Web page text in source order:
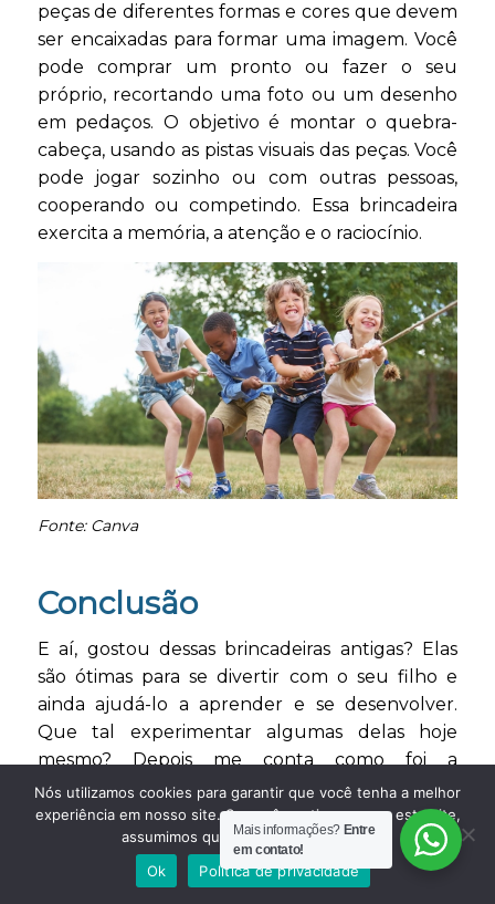
peças de diferentes formas e cores que devem
ser encaixadas para formar uma imagem. Você
pode comprar um pronto ou fazer o seu
próprio, recortando uma foto ou um desenho
em pedaços. O objetivo é montar o quebra-
cabeça, usando as pistas visuais das peças. Você
pode jogar sozinho ou com outras pessoas,
cooperando ou competindo. Essa brincadeira
exercita a memória, a atenção e o raciocínio.
Fonte: Canva
Conclusão
E aí, gostou dessas brincadeiras antigas? Elas
são ótimas para se divertir com o seu filho e
ainda ajudá-lo a aprender e se desenvolver.
Que tal experimentar algumas delas hoje
mesmo? Depois me conta como foi a
experiência nos comentários. Ah! Se você
conhece outras brincadeiras antigas que não
estão nessa lista, compartilhe com a gente
também. Vamos adorar saber mais sobre as suas
Mais informações? Entre
em contato!
Nós utilizamos cookies para garantir que você tenha a melhor
experiência em nosso site. Se você continua a usar este site,
assumimos que você está satisfeito.
Ok
Política de privacidade